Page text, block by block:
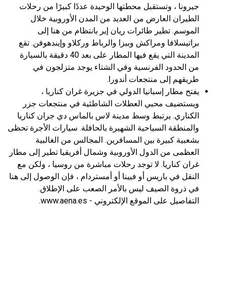
جيرونا ، وتستقبل محطتها الوحيدة عددًا كبيرًا من رحلات
الطيران العارض من العديد من المدن الأوروبية خلال
الموسم. تطير طائرات ريان إير بانتظام من هنا إلى
براتيسلافا ومراكش وبيزا والرباط وركلاو وإيندهوفن. تقع
المدينة التي يقع فيها المطار على بعد 40 دقيقة بالسيارة
من الحدود الفرنسية وفي الشتاء يوجد متزلجون في
طريقهم إلى منتجعات أندورا.
يفتح مطار إسبانيا الدولي في جزيرة غران كناريا ،
ويستضيف محبي العطلات الشاطئية في منتجعات جزر
الكناري. يرتبط وسط مدينة لاس بالماس دي جران كناريا
والمنطقة السياحية الشهيرة بالحافلة. سيارات الأجرة تحظى
بشعبية كبيرة بين المسافرين. المجالس من الغالبية
العظمى من الدول الأوروبية وشمال أفريقيا تطير إلى مطار
غران كناريا. لا توجد رحلات مباشرة من روسيا ، ولكن مع
النقل في باريس أو فيينا أو أمستردام ، فإن الوصول إلى هنا
في ذروة الصيف ليس بالأمر الصعب على الإطلاق.
التفاصيل على الموقع الإلكتروني - www.aena.es.